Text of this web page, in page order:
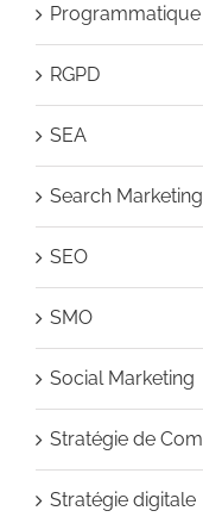
Programmatique
RGPD
SEA
Search Marketing
SEO
SMO
Social Marketing
Stratégie de
Stratégie digitale